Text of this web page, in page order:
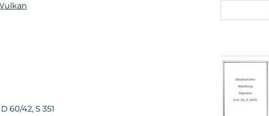
60/42, S 351